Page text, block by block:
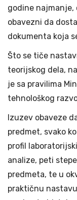
godine
obavezni da
dokumenta koja
Što se tiče
teorijskog dela,
je sa pravilima
tehnološkog
Izuzev obaveze
predmet, svako
profil
analize, peti
predmeta, te u
praktičnu